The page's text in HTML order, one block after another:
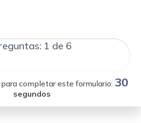
1 de 6
completar este formulario: 30
segundos